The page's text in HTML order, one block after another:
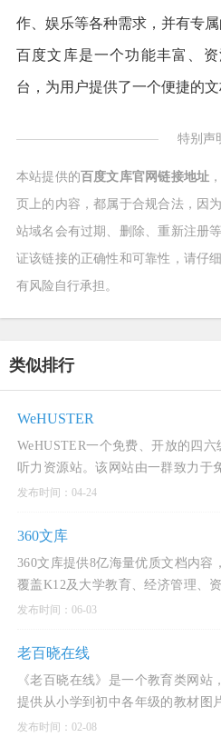
作、娱乐等各种需求，并有专属
百度文库是一个功能丰富、
台，为用户提供了一个便捷的文
特别声
本站提供的百度文库官网链接地址
页上的内容，都属于合规合法，因
站域名会有过期、删除、重新注册
证该链接的正确性和可靠性，请仔
有风险自行承担。
类似排行
WeHUSTER
WeHUSTER一个免费、开放的四六
听力资源站。该网站由一群致力于
发资源的热血青年创建，其核心宗
音频和答案解析，所有资源无需注
免费获取，杜绝了个人信息泄
发布时间：04-24
360文库
360文库提供8亿海量优质文档内容
覆盖K12及大学教育、经济管理、
试等。深度融合AI技术，致力于赋
AIPPT、AI问答等功能，解决用户
索、浏览阅读、写作创作等全过程
发布时间：06-03
老百晓在线
《老百晓在线》是一个教育类网站
提供从小学到初中各年级的教材图
学资源。该网站涵盖了从一年级到
发布时间：02-08